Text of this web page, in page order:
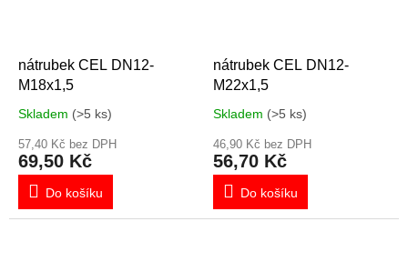
nátrubek CEL DN12-
M18x1,5
Skladem (>5 ks)
57,40 Kč bez DPH
69,50 Kč
Do košíku
nátrubek CEL DN12-
M22x1,5
Skladem (>5 ks)
46,90 Kč bez DPH
56,70 Kč
Do košíku